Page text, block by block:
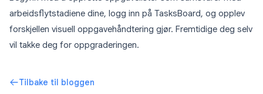
arbeidsflytstadiene dine, logg inn på TasksBoard, og opplev
forskjellen visuell oppgavehåndtering gjør. Fremtidige deg selv
vil takke deg for oppgraderingen.
Tilbake til bloggen